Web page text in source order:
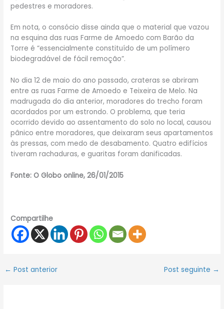
pedestres e moradores.
Em nota, o consócio disse ainda que o material que vazou
na esquina das ruas Farme de Amoedo com Barão da
Torre é “essencialmente constituído de um polímero
biodegradável de fácil remoção”.
No dia 12 de maio do ano passado, crateras se abriram
entre as ruas Farme de Amoedo e Teixeira de Melo. Na
madrugada do dia anterior, moradores do trecho foram
acordados por um estrondo. O problema, que teria
ocorrido devido ao assentamento do solo no local, causou
pânico entre moradores, que deixaram seus apartamentos
às pressas, com medo de desabamento. Quatro edifícios
tiveram rachaduras, e guaritas foram danificadas.
Fonte: O Globo online, 26/01/2015
Compartilhe
← Post anterior Post seguinte →